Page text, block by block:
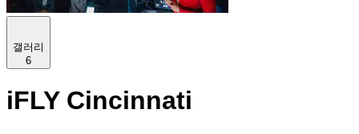
갤러리
6
iFLY Cincinnati